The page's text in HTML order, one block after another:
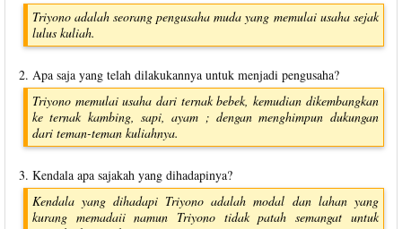
Triyono adalah seorang pengusaha muda yang memulai usaha sejak
lulus kuliah.
2. Apa saja yang telah dilakukannya untuk menjadi pengusaha?
Triyono memulai usaha dari ternak bebek, kemudian dikembangkan
ke ternak kambing, sapi, ayam ; dengan menghimpun dukungan
dari teman-teman kuliahnya.
3. Kendala apa sajakah yang dihadapinya?
Kendala yang dihadapi Triyono adalah modal dan lahan yang
kurang memadaii namun Triyono tidak patah semangat untuk